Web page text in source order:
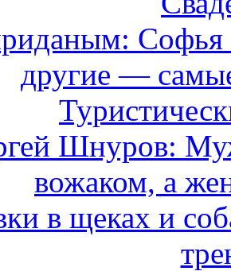
Софья
другие —
Шнуров:
вожаком, а
в щеках и